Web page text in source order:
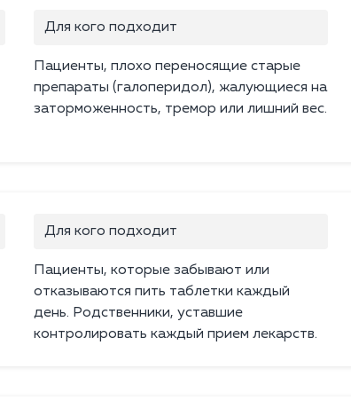
Для кого подходит
Пациенты, плохо переносящие старые
препараты (галоперидол), жалующиеся на
заторможенность, тремор или лишний вес.
Для кого подходит
Пациенты, которые забывают или
отказываются пить таблетки каждый
день. Родственники, уставшие
контролировать каждый прием лекарств.